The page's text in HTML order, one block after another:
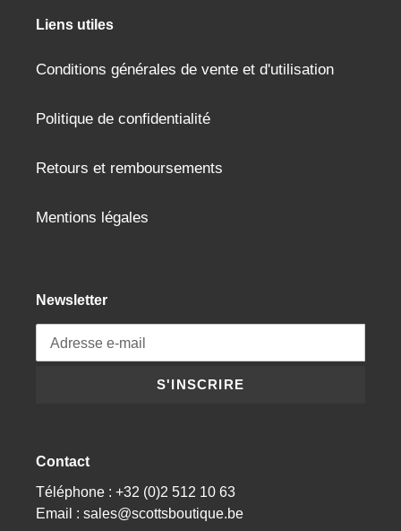
Liens utiles
Conditions générales de vente et d'utilisation
Politique de confidentialité
Retours et remboursements
Mentions légales
Newsletter
S'INSCRIRE
Contact
Téléphone : +32 (0)2 512 10 63
Email : sales@scottsboutique.be